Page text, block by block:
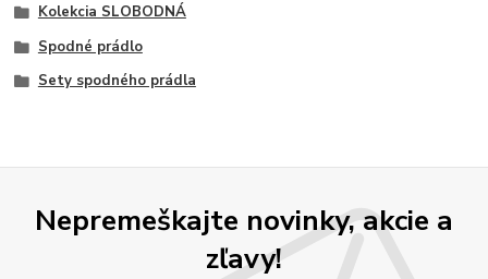
Kolekcia SLOBODNÁ
Spodné prádlo
Sety spodného prádla
Nepremeškajte novinky, akcie a
zľavy!